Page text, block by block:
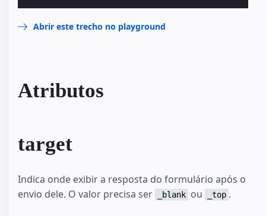
Abrir este trecho no playground
Atributos
target
Indica onde exibir a resposta do formulário após o
envio dele. O valor precisa ser
_blank ou _top .